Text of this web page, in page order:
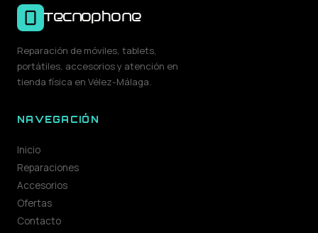
Tecnophone
Reparación de móviles, tablets,
portátiles, accesorios y atención en
tienda física en Vélez-Málaga.
NAVEGACIÓN
Inicio
Reparaciones
Accesorios
Ofertas
Contacto